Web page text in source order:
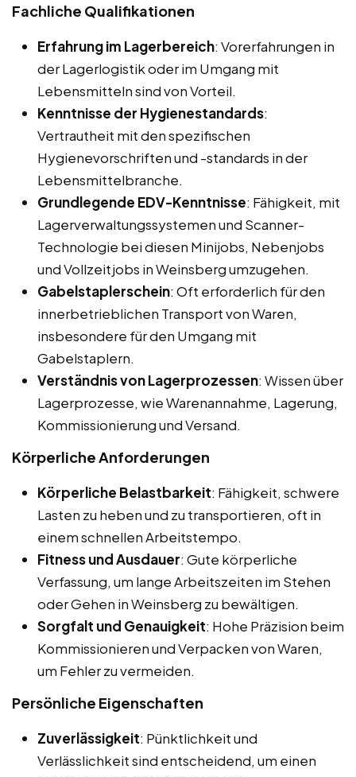
Fachliche Qualifikationen
Erfahrung im Lagerbereich: Vorerfahrungen in
der Lagerlogistik oder im Umgang mit
Lebensmitteln sind von Vorteil.
Kenntnisse der Hygienestandards:
Vertrautheit mit den spezifischen
Hygienevorschriften und -standards in der
Lebensmittelbranche.
Grundlegende EDV-Kenntnisse: Fähigkeit, mit
Lagerverwaltungssystemen und Scanner-
Technologie bei diesen Minijobs, Nebenjobs
und Vollzeitjobs in Weinsberg umzugehen.
Gabelstaplerschein: Oft erforderlich für den
innerbetrieblichen Transport von Waren,
insbesondere für den Umgang mit
Gabelstaplern.
Verständnis von Lagerprozessen: Wissen über
Lagerprozesse, wie Warenannahme, Lagerung,
Kommissionierung und Versand.
Körperliche Anforderungen
Körperliche Belastbarkeit: Fähigkeit, schwere
Lasten zu heben und zu transportieren, oft in
einem schnellen Arbeitstempo.
Fitness und Ausdauer: Gute körperliche
Verfassung, um lange Arbeitszeiten im Stehen
oder Gehen in Weinsberg zu bewältigen.
Sorgfalt und Genauigkeit: Hohe Präzision beim
Kommissionieren und Verpacken von Waren,
um Fehler zu vermeiden.
Persönliche Eigenschaften
Zuverlässigkeit: Pünktlichkeit und
Verlässlichkeit sind entscheidend, um einen